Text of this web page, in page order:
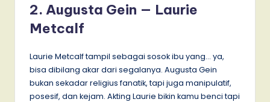
2. Augusta Gein — Laurie
Metcalf
Laurie Metcalf tampil sebagai sosok ibu yang… ya,
bisa dibilang akar dari segalanya. Augusta Gein
bukan sekadar religius fanatik, tapi juga manipulatif,
posesif, dan kejam. Akting Laurie bikin kamu benci tapi